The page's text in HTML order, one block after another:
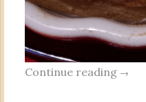
Continue reading →